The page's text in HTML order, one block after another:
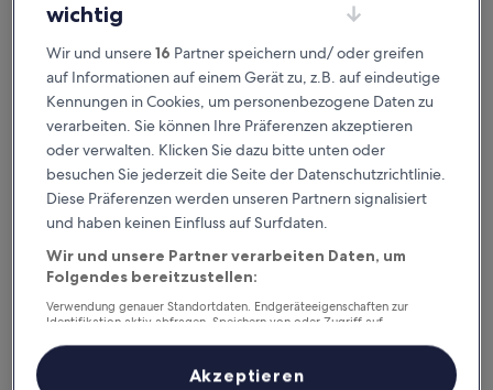
ITC Hotels' Group
4.0-
Sterne-
Unterkunft
Thane West
von
Wunderbar,
Bewertungen)
9,0/10 Wunderbar (86 Bewertungen)
beträgt
67 €
inkl. Steuern & Gebühren
8. Aug.–9. Aug.
Vivanta Thane LBS Road
wichtig
Wir und unsere16 Partner speichern und/ oder greifen
auf Informationen auf einem Gerät zu, z.B. auf eindeutige
Kennungen in Cookies, um personenbezogene Daten zu
verarbeiten. Sie können Ihre Präferenzen akzeptieren
oder verwalten. Klicken Sie dazu bitte unten oder
besuchen Sie jederzeit die Seite der Datenschutzrichtlinie.
Diese Präferenzen werden unseren Partnern signalisiert
und haben keinen Einfluss auf Surfdaten.
Wir und unsere Partner verarbeiten Daten, um
Folgendes bereitzustellen:
Verwendung genauer Standortdaten. Endgeräteeigenschaften zur
Identifikation aktiv abfragen. Speichern von oder Zugriff auf
Inhalte, Messung von Werbeleistung und der Performance von Inhalten,
Zielgruppenforschung sowie Entwicklung und Verbesserung von
Akzeptieren